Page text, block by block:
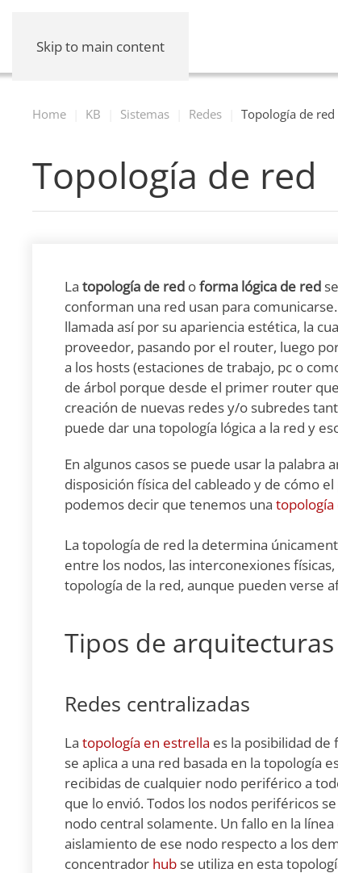
Skip to main content
Home KB Sistemas Redes Topología de red
Topología de red
La topología de red oforma lógica de red
conforman una red usan para
llamada así por su apariencia estética, la
proveedor, pasando por el router, luego
a los hosts (estaciones de trabajo, pc o
de árbol porque desde el primer router
creación de nuevas redes y/o subredes
puede dar una topología lógica a la red y
En algunos casos se puede usar la
disposición física del cableado y de cómo
podemos decir que tenemos una topología
La topología de red la determina
entre los nodos, las interconexiones
topología de la red, aunque pueden verse
Tipos de arquitecturas
Redes centralizadas
La topología en estrella es la posibilidad
se aplica a una red basada en la topología
recibidas de cualquier nodo periférico a
que lo envió. Todos los nodos periféricos
nodo central solamente. Un fallo en la
aislamiento de ese nodo respecto a los
concentrador hub se utiliza en esta